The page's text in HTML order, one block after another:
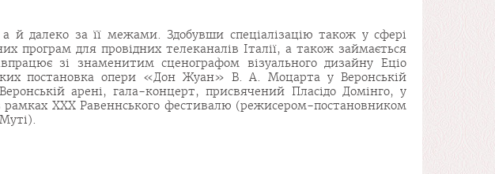
й далеко за її межами. Здобувши спеціалізацію також у сфері
програм для провідних телеканалів Італії, а також займається
зі знаменитим сценографом візуального дизайну Еціо
постановка опери «Дон Жуан» В. А. Моцарта у Веронській
арені, гала-концерт, присвячений Пласідо Домінго, у
ХХХ Равеннського фестивалю (режисером-постановником